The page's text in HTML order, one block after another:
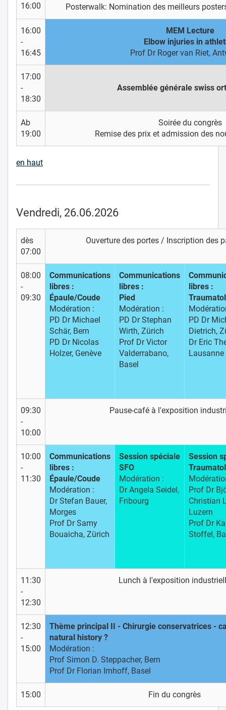
16:00
Posterwalk: Nomination des meilleurs
16:00
-
16:45
MEM Lecture
Elbow injuries in
Prof Dr Roger van Riet,
17:00
-
18:30
Assemblée générale swiss
Ab
19:00
Soirée du congrès
Remise des prix et admission des
en haut
Vendredi, 26.06.2026
dès
07:00
Ouverture des portes / Inscription des
08:00
-
09:30
Communications
libres :
Épaule/Coude
Modération :
PD Dr Michael
Schär, Bern
PD Dr Nicolas
Holzer, Genève
Communications
libres :
Pied
Modération :
PD Dr Stephan
Wirth, Zürich
Prof Dr Victor
Valderrabano,
Basel
libres :
PD Dr
Dietrich,
Dr Eric
Lausanne
09:30
-
10:00
Pause-café à l'exposition
10:00
-
11:30
Communications
libres :
Épaule/Coude
Modération :
Dr Stefan Bauer,
Morges
Prof Dr Samy
Bouaicha, Zürich
Session spéciale
SFO
Modération :
Dr Angela Seidel,
Fribourg
Session
Prof Dr
Christian
Luzern
Prof Dr
Stoffel,
11:30
-
12:30
Lunch à l'exposition
12:30
-
15:00
Thème principal II - Chirurgie conservatrices -
natural history ?
Modération :
Prof Simon D. Steppacher, Bern
Prof Dr Florian Imhoff, Basel
15:00 Fin du congrès